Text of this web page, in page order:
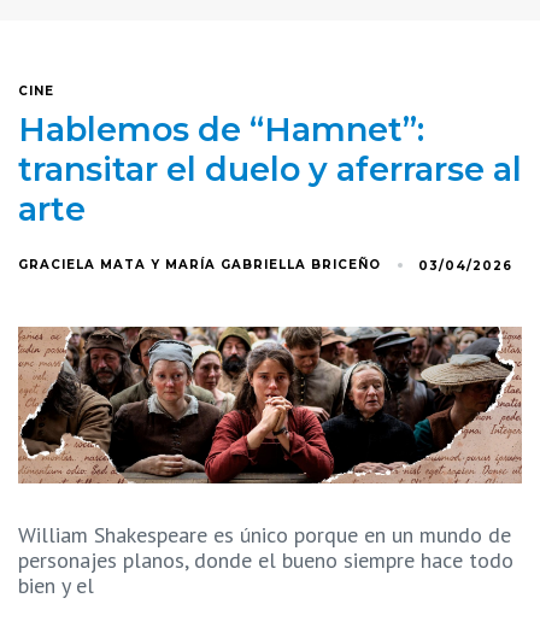
CINE
Hablemos de “Hamnet”:
transitar el duelo y aferrarse al
arte
GRACIELA MATA Y MARÍA GABRIELLA BRICEÑO 03/04/2026
William Shakespeare es único porque en un mundo de
personajes planos, donde el bueno siempre hace todo
bien y el